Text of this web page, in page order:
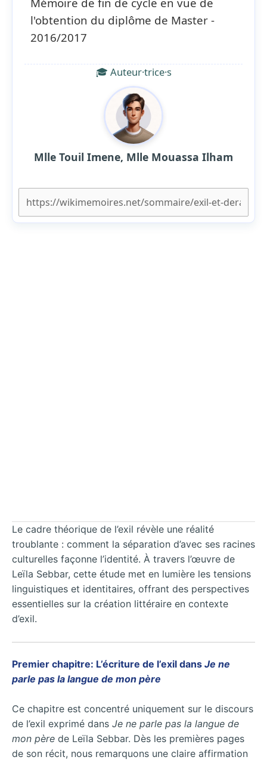
l'obtention du diplôme de Master -
2016/2017
🎓 Auteur·trice·s
Mlle Touil Imene, Mlle Mouassa Ilham
Le cadre théorique de l’exil révèle une réalité
troublante : comment la séparation d’avec ses racines
culturelles façonne l’identité. À travers l’œuvre de
Leïla Sebbar, cette étude met en lumière les tensions
linguistiques et identitaires, offrant des perspectives
essentielles sur la création littéraire en contexte
d’exil.
Premier chapitre: L’écriture de l’exil dans Je ne
parle pas la langue de mon père
Ce chapitre est concentré uniquement sur le discours
de l’exil exprimé dans Je ne parle pas la langue de
mon père de Leïla Sebbar. Dès les premières pages
de son récit, nous remarquons une claire affirmation